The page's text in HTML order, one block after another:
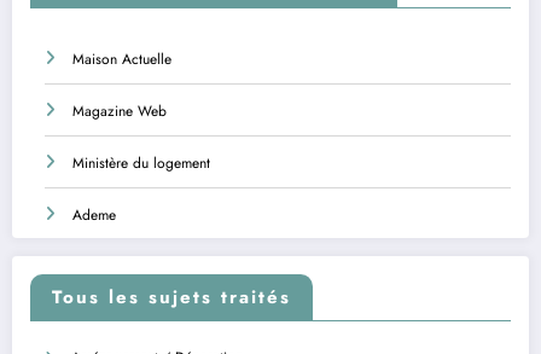
Maison Actuelle
Magazine Web
Ministère du logement
Ademe
Tous les sujets traités